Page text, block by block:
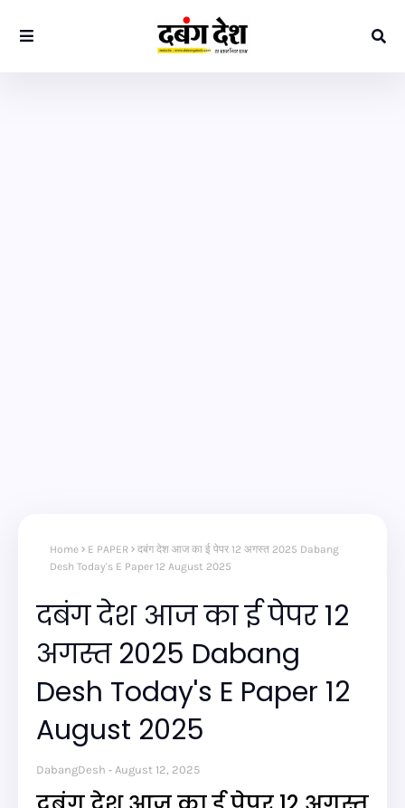
Home E PAPER
दबंग देश आज का ई पेपर 12 अगस्त 2025 Dabang
Desh Today's E Paper 12 August 2025
दबंग देश आज का ई पेपर 12
अगस्त 2025 Dabang
Desh Today's E Paper 12
August 2025
DabangDesh August 12, 2025